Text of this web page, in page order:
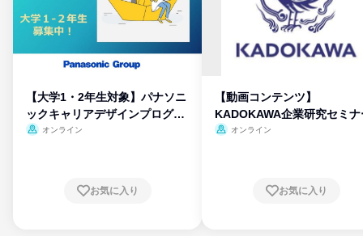
【大学1・2年生対象】パナソニ
ックキャリアデザインプログラ
ム
オンライン
お気に入り
【動画コンテンツ】
KADOKAWA企業研究セミナ
オンライン
お気に入り